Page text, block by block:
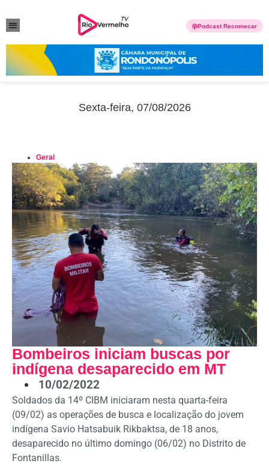
Podcast Recomecar
Sexta-feira, 07/08/2026
Geral
Bombeiros iniciam buscas por
indígena desaparecido em MT
10/02/2022
Soldados da 14º CIBM iniciaram nesta quarta-feira
(09/02) as operações de busca e localização do jovem
indígena Savio Hatsabuik Rikbaktsa, de 18 anos,
desaparecido no último domingo (06/02) no Distrito de
Fontanillas.